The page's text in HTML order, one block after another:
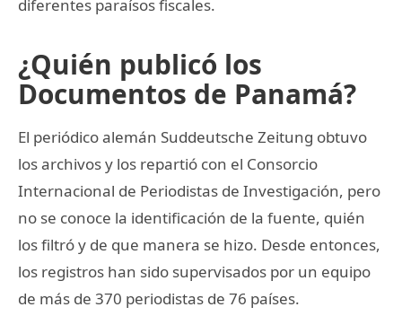
diferentes paraísos fiscales.
¿Quién publicó los
Documentos de Panamá?
El periódico alemán Suddeutsche Zeitung obtuvo
los archivos y los repartió con el Consorcio
Internacional de Periodistas de Investigación, pero
no se conoce la identificación de la fuente, quién
los filtró y de que manera se hizo. Desde entonces,
los registros han sido supervisados por un equipo
de más de 370 periodistas de 76 países.